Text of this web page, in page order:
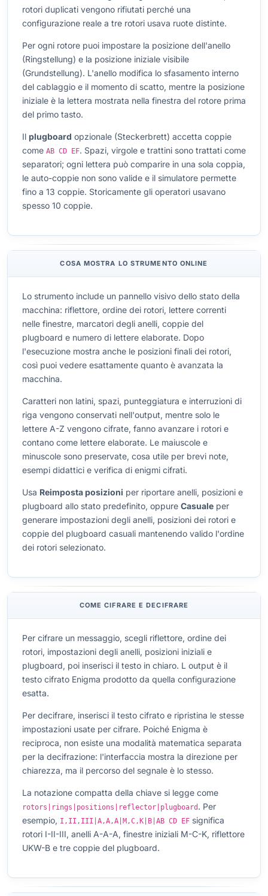
rotori duplicati vengono rifiutati perché una
configurazione reale a tre rotori usava ruote distinte.
Per ogni rotore puoi impostare la posizione dell'anello
(Ringstellung) e la posizione iniziale visibile
(Grundstellung). L'anello modifica lo sfasamento interno
del cablaggio e il momento di scatto, mentre la posizione
iniziale è la lettera mostrata nella finestra del rotore prima
del primo tasto.
Il plugboard opzionale (Steckerbrett) accetta coppie
come AB CD EF. Spazi, virgole e trattini sono trattati come
separatori; ogni lettera può comparire in una sola coppia,
le auto-coppie non sono valide e il simulatore permette
fino a 13 coppie. Storicamente gli operatori usavano
spesso 10 coppie.
COSA MOSTRA LO STRUMENTO ONLINE
Lo strumento include un pannello visivo dello stato della
macchina: riflettore, ordine dei rotori, lettere correnti
nelle finestre, marcatori degli anelli, coppie del
plugboard e numero di lettere elaborate. Dopo
l'esecuzione mostra anche le posizioni finali dei rotori,
così puoi vedere esattamente quanto è avanzata la
macchina.
Caratteri non latini, spazi, punteggiatura e interruzioni di
riga vengono conservati nell'output, mentre solo le
lettere A-Z vengono cifrate, fanno avanzare i rotori e
contano come lettere elaborate. Le maiuscole e
minuscole sono preservate, cosa utile per brevi note,
esempi didattici e verifica di enigmi cifrati.
Usa Reimposta posizioni per riportare anelli, posizioni e
plugboard allo stato predefinito, oppure Casuale per
generare impostazioni degli anelli, posizioni dei rotori e
coppie del plugboard casuali mantenendo valido l'ordine
dei rotori selezionato.
COME CIFRARE E DECIFRARE
Per cifrare un messaggio, scegli riflettore, ordine dei
rotori, impostazioni degli anelli, posizioni iniziali e
plugboard, poi inserisci il testo in chiaro. L output è il
testo cifrato Enigma prodotto da quella configurazione
esatta.
Per decifrare, inserisci il testo cifrato e ripristina le stesse
impostazioni usate per cifrare. Poiché Enigma è
reciproca, non esiste una modalità matematica separata
per la decifrazione: l'interfaccia mostra la direzione per
chiarezza, ma il percorso del segnale è lo stesso.
La notazione compatta della chiave si legge come
rotors|rings|positions|reflector|plugboard . Per
esempio, I,II,III|A,A,A|M,C,K|B|AB CD EF significa
rotori I-II-III, anelli A-A-A, finestre iniziali M-C-K, riflettore
UKW-B e tre coppie del plugboard.